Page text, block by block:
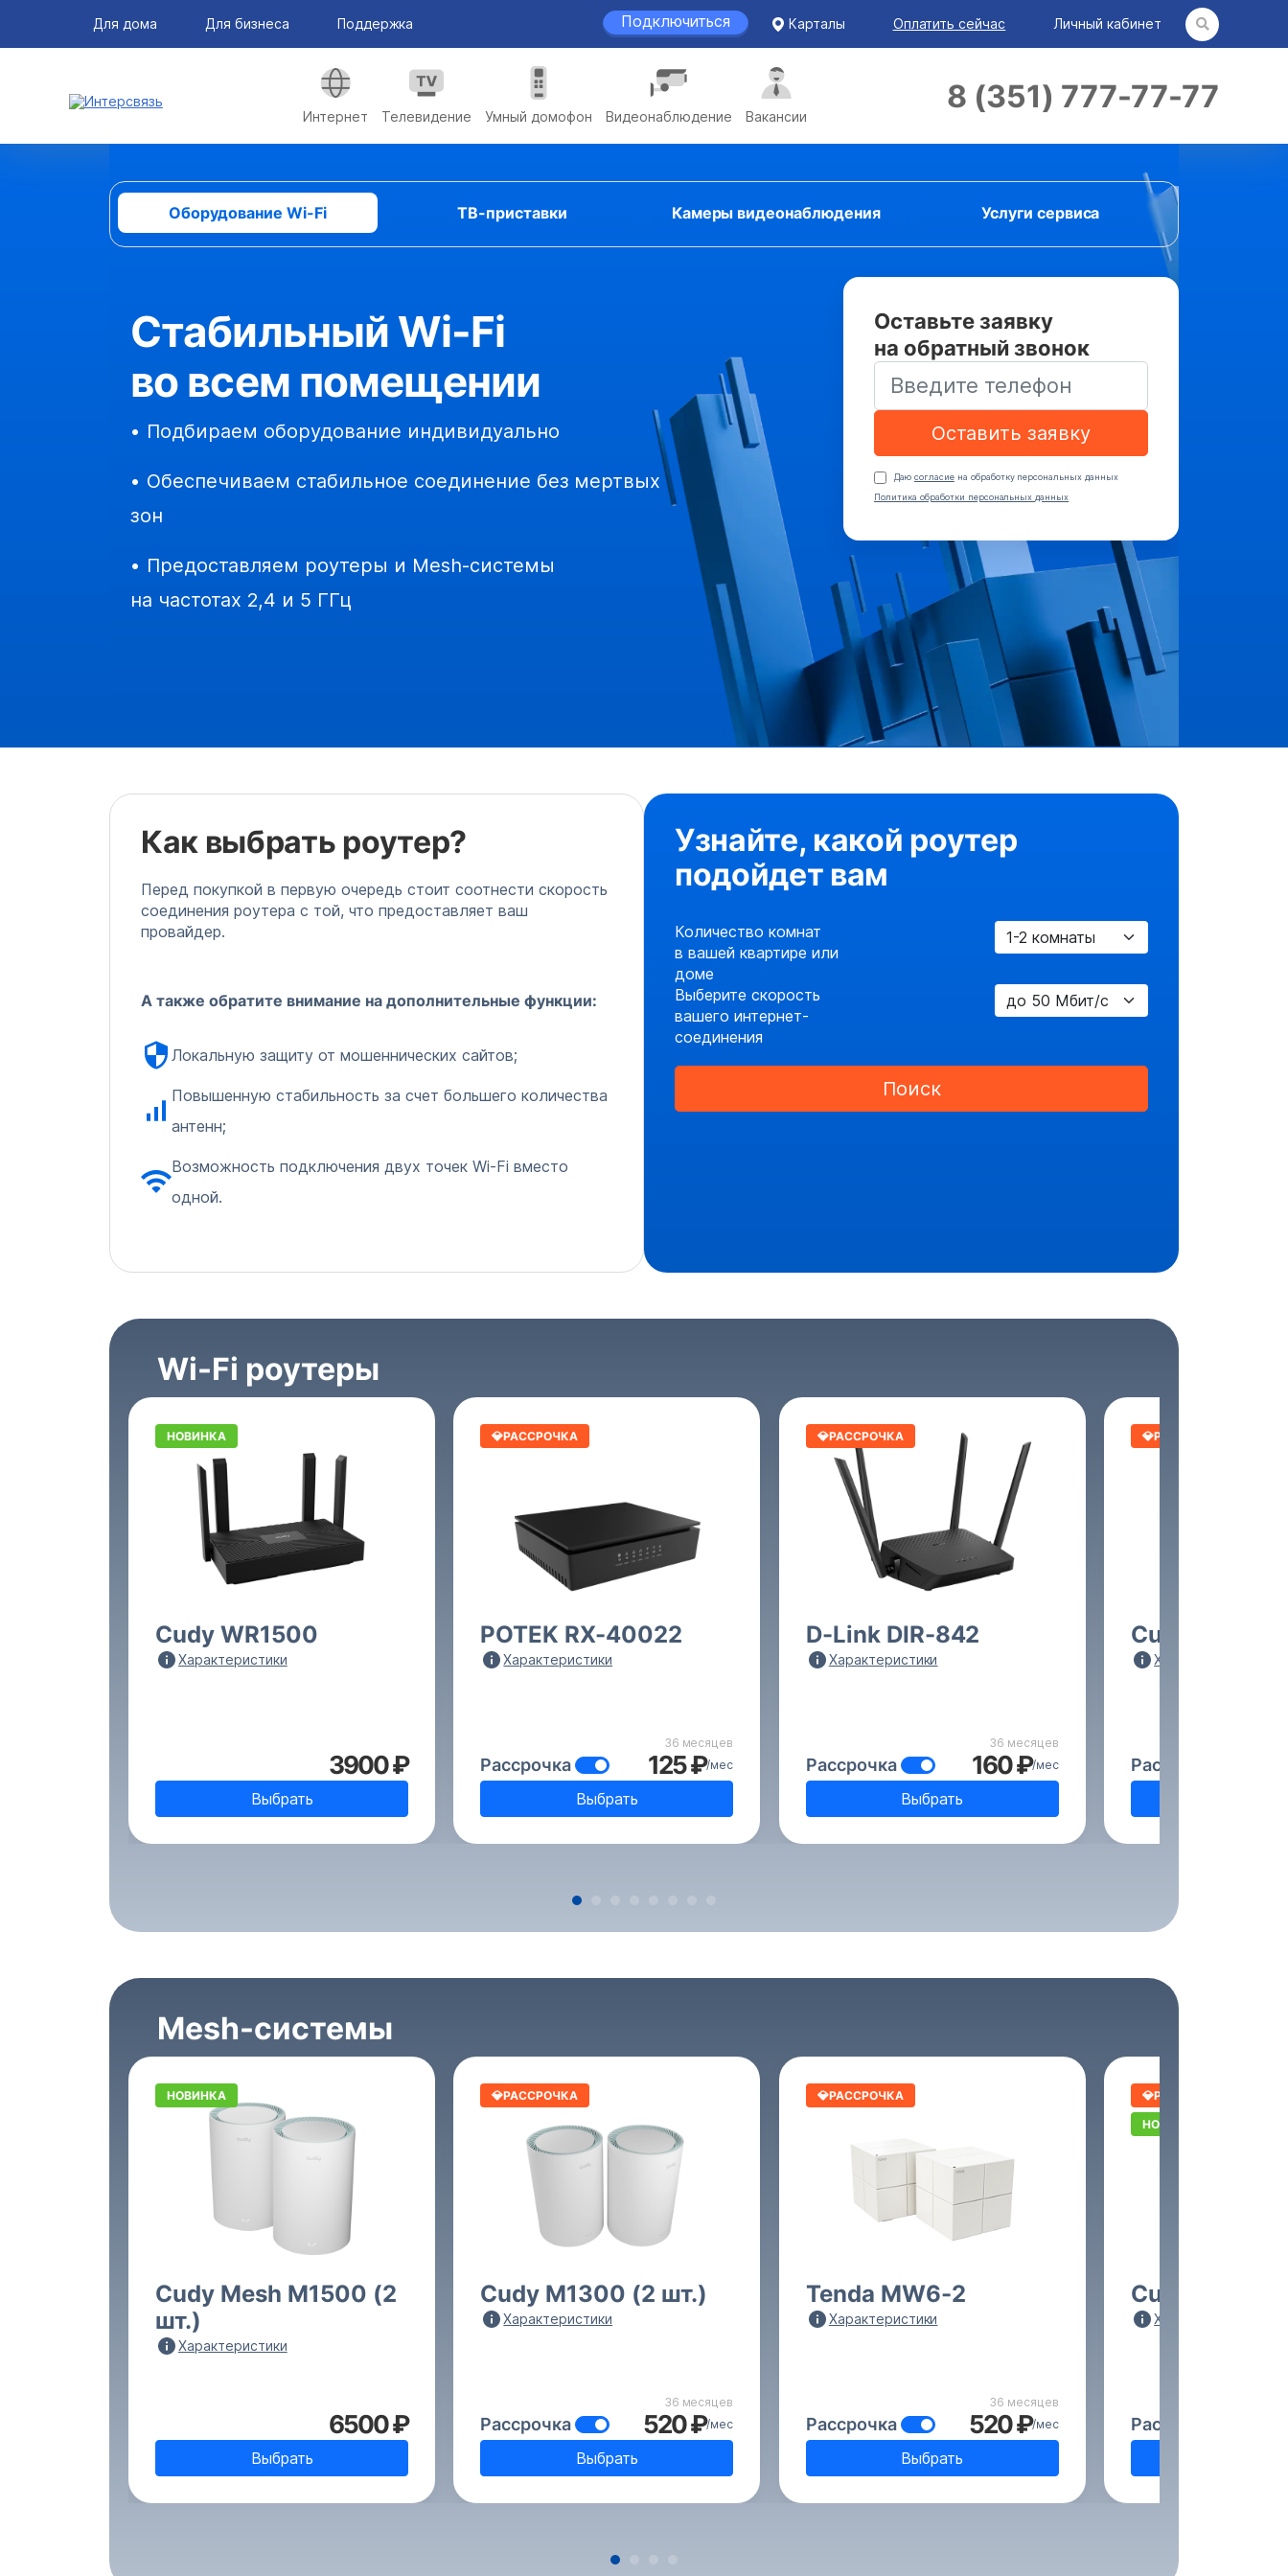
Для дома Для бизнеса Поддержка Подключиться Карталы Оплатить сейчас Личный кабинет
Интернет Телевидение Умный домофон Видеонаблюдение Вакансии
8 (351) 777-77-77
Оборудование Wi-Fi ТВ-приставки Камеры видеонаблюдения Услуги сервиса
Стабильный Wi-Fi
во всем помещении
• Подбираем оборудование индивидуально
• Обеспечиваем стабильное соединение без мертвых
зон
• Предоставляем роутеры и Mesh-системы
на частотах 2,4 и 5 ГГц
Оставьте заявку
на обратный звонок
Оставить заявку
Даю согласиена обработку персональных данных
Политика обработки персональных данных
Как выбрать роутер?
Перед покупкой в первую очередь стоит соотнести скорость
соединения роутера с той, что предоставляет ваш
провайдер.
А также обратите внимание на дополнительные функции:
Локальную защиту от мошеннических сайтов;
Повышенную стабильность за счет большего количества
антенн;
Возможность подключения двух точек Wi-Fi вместо
одной.
Узнайте, какой роутер
подойдет вам
Количество комнат
в вашей квартире или
доме
Выберите скорость
вашего интернет-
соединения
Поиск
Wi-Fi роутеры
Cudy WR1500
Характеристики
3900 ₽
Выбрать
НОВИНКА
POTEK RX-40022
Характеристики
Рассрочка
36 месяцев
125 ₽/мес
Выбрать
💎РАССРОЧКА
D-Link DIR-842
Характеристики
Рассрочка
36 месяцев
160 ₽/мес
Выбрать
💎РАССРОЧКА
Cudy
Характеристики
Рассрочка
💎РАССРОЧКА
Mesh-системы
Cudy Mesh M1500 (2
шт.)
Характеристики
6500 ₽
Выбрать
НОВИНКА
Cudy M1300 (2 шт.)
Характеристики
Рассрочка
36 месяцев
520 ₽/мес
Выбрать
💎РАССРОЧКА
Tenda MW6-2
Характеристики
Рассрочка
36 месяцев
520 ₽/мес
Выбрать
💎РАССРОЧКА
Cudy M3000
Характеристики
Рассрочка
💎РАССРОЧКА
НОВИНКА